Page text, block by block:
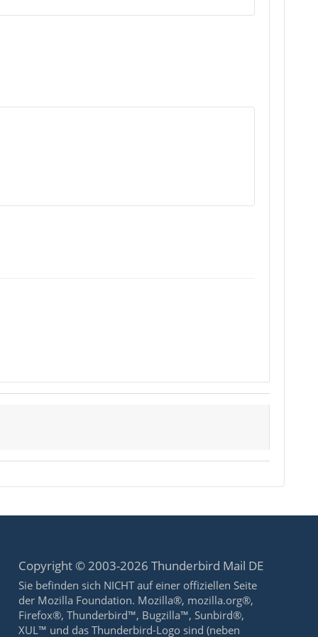
Copyright © 2003-2026 Thunderbird Mail DE
Sie befinden sich NICHT auf einer offiziellen Seite
der Mozilla Foundation. Mozilla®, mozilla.org®,
Firefox®, Thunderbird™, Bugzilla™, Sunbird®,
XUL™ und das Thunderbird-Logo sind (neben